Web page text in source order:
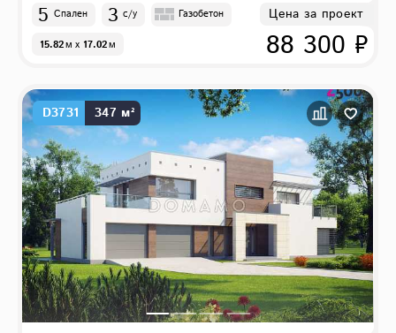
5 Спален 3 с/у Газобетон
15.82м x 17.02м
Цена за проект
88 300 ₽
D3731 347 м²